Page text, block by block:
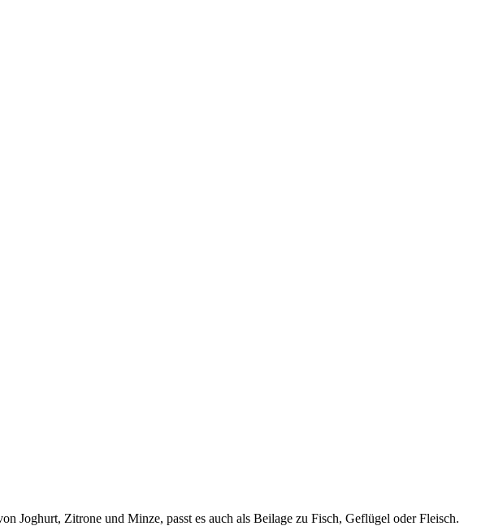
Joghurt, Zitrone und Minze, passt es auch als Beilage zu Fisch, Geflügel oder Fleisch.